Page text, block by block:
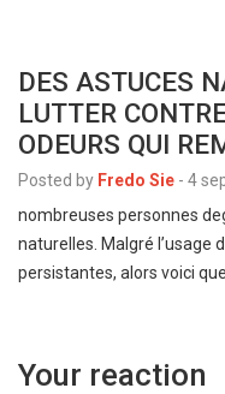
DES ASTUCES
LUTTER
ODEURS QUI
Posted by Fredo Sie - 4
nombreuses personnes
naturelles. Malgré l’usage
persistantes, alors voici
Your reaction